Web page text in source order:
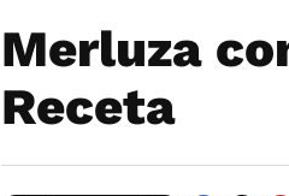
Merluza
Receta